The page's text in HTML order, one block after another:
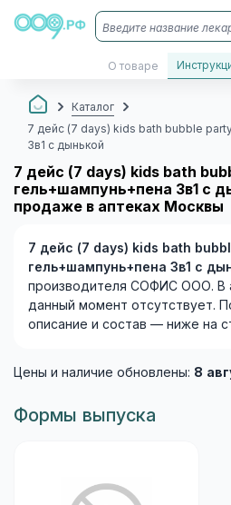
О товаре
Каталог
7 дейс (7 days) kids bath bubble
3в1 с дынькой
7 дейс (7 days) kids bath
гель+шампунь+пена 3в1 с
продаже в аптеках Москвы
7 дейс (7 days) kids bath
гель+шампунь+пена 3в1 с
производителя СОФИС ООО. В
данный момент отсутствует.
описание и состав — ниже на
Цены и наличие обновлены: 8
Формы выпуска